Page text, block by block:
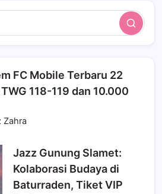
Search
FC Mobile Terbaru 22
118-119 dan 10.000
Zahra
Jazz Gunung Slamet:
Kolaborasi Budaya di
Baturraden, Tiket VIP